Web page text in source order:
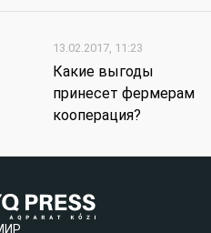
13.02.2017, 11:23
Какие выгоды
принесет фермерам
кооперация?